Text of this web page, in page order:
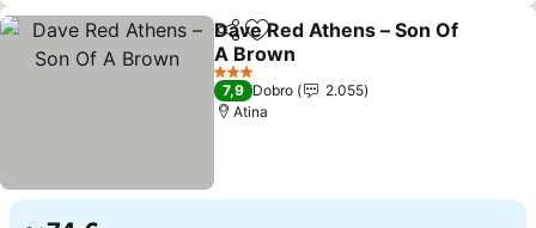
Deli Dodati u favorite
Dave Red Athens – Son Of
A Brown
3 Zvezdice
7,9 Dobro
2.055
Atina